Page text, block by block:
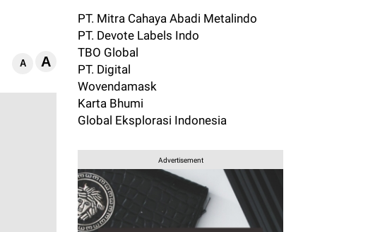
A A
PT. Mitra Cahaya Abadi Metalindo
PT. Devote Labels Indo
TBO Global
PT. Digital
Wovendamask
Karta Bhumi
Global Eksplorasi Indonesia
Advertisement